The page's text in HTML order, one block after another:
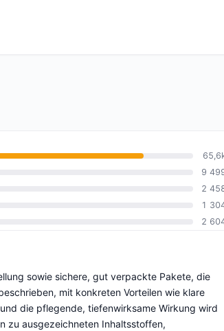
9
2
1
2
sowie sichere, gut verpackte Pakete, die
mit konkreten Vorteilen wie klare
die pflegende, tiefenwirksame Wirkung wird
zu ausgezeichneten Inhaltsstoffen,